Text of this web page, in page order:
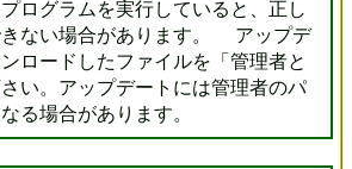
ログラムを実行していると、正し
きない場合があります。 アップデ
ロードしたファイルを「管理者と
い。アップデートには管理者のパ
る場合があります。